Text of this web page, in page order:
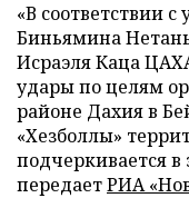
«В соответствии
Биньямина
Исраэля Каца
удары по целям
районе Дахия в
«Хезболлы»
подчеркивается
передаетРИА